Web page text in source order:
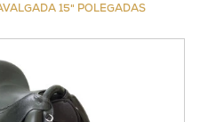
15" POLEGADAS